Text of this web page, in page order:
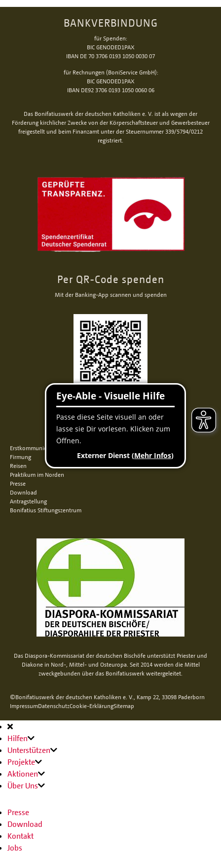
BANKVERBINDUNG
für Spenden:
BIC GENODED1PAX
IBAN DE 70 3706 0193 1050 0030 07
für Rechnungen (BoniService GmbH):
BIC GENODED1PAX
IBAN DE92 3706 0193 1050 0060 06
Das Bonifatiuswerk der deutschen Katholiken e. V. ist als wegen der
Förderung kirchlicher Zwecke von der Körperschaftsteuer und Gewerbesteuer
freigestellt und beim Finanzamt unter der Steuernummer 339/5794/0212
registriert.
Per QR-Code spenden
Mit der Banking-App scannen und spenden
FacebookInstagramYoutube
QUICKLINKS
Erstkommunion
Firmung
Reisen
Praktikum im Norden
Presse
Download
Antragstellung
Bonifatius Stiftungszentrum
Das Diaspora-Kommissariat der deutschen Bischöfe unterstützt Priester und
Diakone in Nord-, Mittel- und Osteuropa. Seit 2014 werden die Mittel
zweckgebunden über das Bonifatiuswerk weitergeleitet.
©Bonifatiuswerk der deutschen Katholiken e. V., Kamp 22, 33098 Paderborn
ImpressumDatenschutzCookie-ErklärungSitemap
Hauptnavigation
Hilfen
Unterstützen
Projekte
Aktionen
Über Uns
Presse
Download
Kontakt
Jobs